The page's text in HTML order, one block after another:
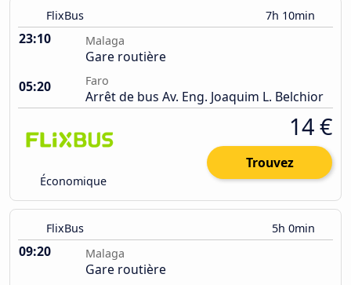
FlixBus 7h 10min
23:10 Malaga
Gare routière
05:20
Faro
Arrêt de bus Av. Eng. Joaquim L. Belchior
Économique
14 €
Trouvez
FlixBus 5h 0min
09:20 Malaga
Gare routière